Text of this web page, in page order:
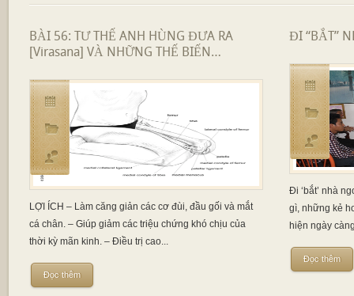
BÀI 56: TƯ THẾ ANH HÙNG ĐƯA RA
[Virasana] VÀ NHỮNG THẾ BIẾN…
LỢI ÍCH – Làm căng giản các cơ đùi, đầu gối và mắt
cá chân. – Giúp giảm các triệu chứng khó chịu của
thời kỳ mãn kinh. – Điều trị cao...
Đọc thêm
ĐI “BẮT”
Đi ‘bắt’ nhà
gì, những kẻ
hiện ngày
Đọc thêm